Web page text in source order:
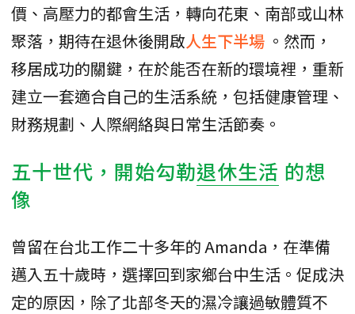
價、高壓力的都會生活，轉向花東、南部或山林
聚落，期待在退休後開啟人生下半場 。然而，
移居成功的關鍵，在於能否在新的環境裡，重新
建立一套適合自己的生活系統，包括健康管理、
財務規劃、人際網絡與日常生活節奏。
五十世代，開始勾勒退休生活 的想
像
曾留在台北工作二十多年的 Amanda，在準備
邁入五十歲時，選擇回到家鄉台中生活。促成決
定的原因，除了北部冬天的濕冷讓過敏體質不